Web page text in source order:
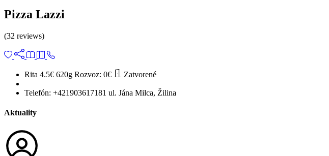
Pizza Lazzi
(32 reviews)
Rita 4.5€ 620g Rozvoz: 0€ Zatvorené
Telefón: +421903617181 ul. Jána Milca, Žilina
Aktuality